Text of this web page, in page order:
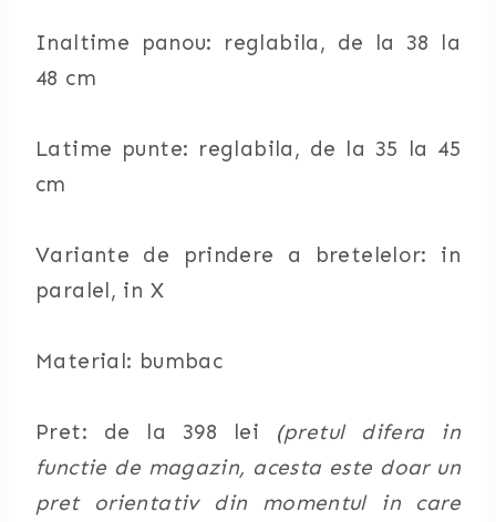
Inaltime panou: reglabila, de la 38 la
48 cm
Latime punte: reglabila, de la 35 la 45
cm
Variante de prindere a bretelelor: in
paralel, in X
Material: bumbac
Pret: de la 398 lei
(pretul difera in
functie de magazin, acesta este doar un
pret orientativ din momentul in care